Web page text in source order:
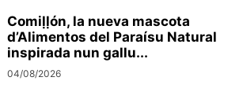
Comiḷḷón, la nueva mascota
d’Alimentos del Paraísu Natural
inspirada nun gallu...
04/08/2026